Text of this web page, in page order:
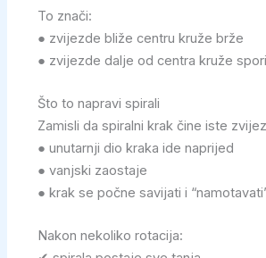
To znači:
● zvijezde bliže centru kruže brže
● zvijezde dalje od centra kruže
Što to napravi spirali
Zamisli da spiralni krak čine iste
● unutarnji dio kraka ide naprijed
● vanjski zaostaje
● krak se počne savijati i
Nakon nekoliko rotacija: